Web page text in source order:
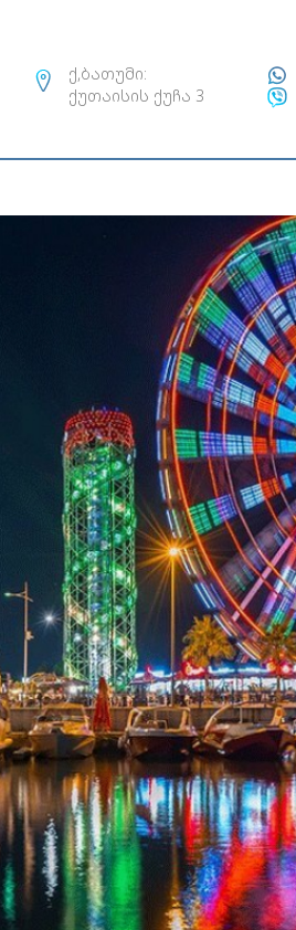
ქ,ბათუმი:
ქუთაისის ქუჩა 3